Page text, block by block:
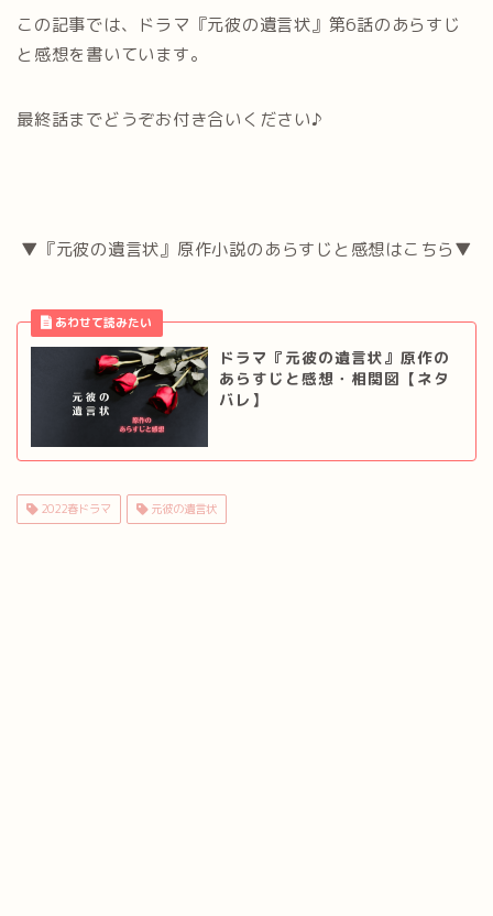
この記事では、ドラマ『元彼の遺言状』第6話のあらすじ
と感想を書いています。
最終話までどうぞお付き合いください♪
▼『元彼の遺言状』原作小説のあらすじと感想はこちら▼
ドラマ『元彼の遺言状』原作の
あらすじと感想・相関図【ネタ
バレ】
2022春ドラマ 元彼の遺言状